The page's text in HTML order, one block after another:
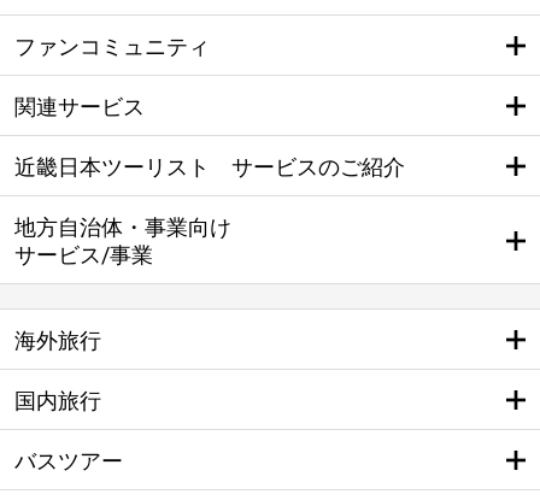
ファンコミュニティ
関連サービス
近畿日本ツーリスト サービスのご紹介
地方自治体・事業向け
サービス/事業
海外旅行
国内旅行
バスツアー